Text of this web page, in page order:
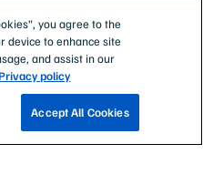
you agree to the
device to enhance site
and assist in our
policy
Accept All Cookies